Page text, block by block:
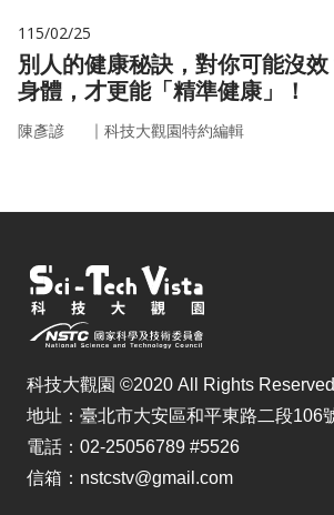
115/02/25
別人的健康秘訣，對你可能沒
身體，才更能「精準健康」！
陳彥諺 ｜ 科技大觀園特約編輯
科技大觀園 ©2020 All Rights
地址：臺北市大安區和平東路二段106
電話：02-25056789 #5526
信箱：nstcstv@gmail.com